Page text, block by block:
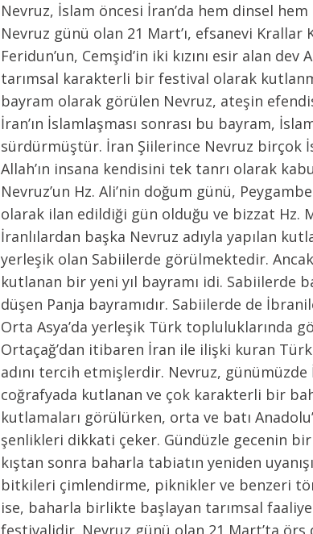
Nevruz, İslam öncesi İran’da hem dinsel
Nevruz günü olan 21 Mart’ı, efsanevi
Feridun’un, Cemşid’in iki kızını esir alan
tarımsal karakterli bir festival olarak
bayram olarak görülen Nevruz, ateşin
İran’ın İslamlaşması sonrası bu bayram,
sürdürmüştür. İran Şiilerince Nevruz birçok
Allah’ın insana kendisini tek tanrı olarak
Nevruz’un Hz. Ali’nin doğum günü,
olarak ilan edildiği gün olduğu ve bizzat Hz.
İranlılardan başka Nevruz adıyla yapılan
yerleşik olan Sabiilerde görülmektedir.
kutlanan bir yeni yıl bayramı idi. Sabiilerde
düşen Panja bayramıdır. Sabiilerde de
Orta Asya’da yerleşik Türk topluluklarında
Ortaçağ’dan itibaren İran ile ilişki kuran
adını tercih etmişlerdir. Nevruz, günümüzde
coğrafyada kutlanan ve çok karakterli bir
kutlamaları görülürken, orta ve batı
şenlikleri dikkati çeker. Gündüzle gecenin
kıştan sonra baharla tabiatın yeniden
bitkileri çimlendirme, piknikler ve benzeri
ise, baharla birlikte başlayan tarımsal
festivalidir. Nevruz günü olan 21 Mart’ta